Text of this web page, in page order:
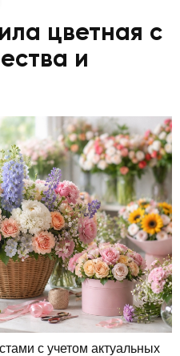
цветная с
и
с учетом актуальных